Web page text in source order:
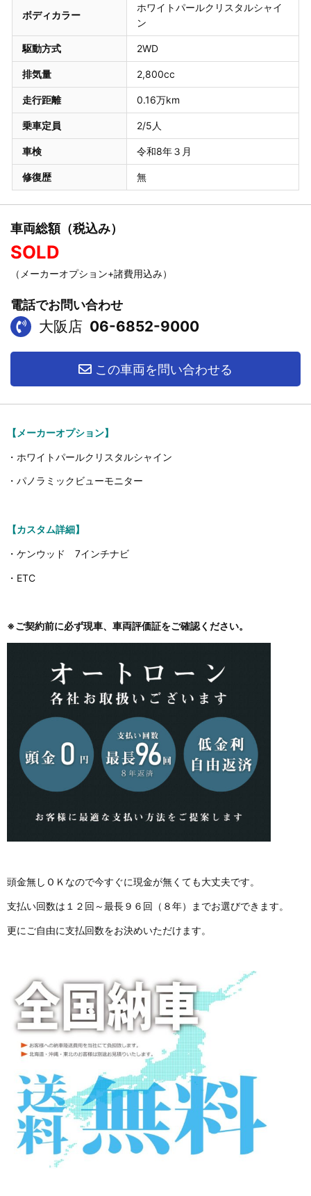
ボディカラー
ホワイトパールクリスタルシャイ
ン
駆動方式 2WD
排気量 2,800cc
走行距離 0.16万km
乗車定員 2/5人
車検 令和8年３月
修復歴 無
車両総額（税込み）
SOLD
（メーカーオプション+諸費用込み）
電話でお問い合わせ
大阪店 06-6852-9000
この車両を問い合わせる
【メーカーオプション】
・ホワイトパールクリスタルシャイン
・パノラミックビューモニター
【カスタム詳細】
・ケンウッド 7インチナビ
・ETC
※ご契約前に必ず現車、車両評価証をご確認ください。
頭金無しＯＫなので今すぐに現金が無くても大丈夫です。
支払い回数は１２回～最長９６回（８年）までお選びできます。
更にご自由に支払回数をお決めいただけます。